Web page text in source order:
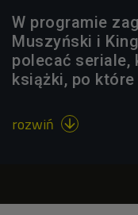
W programie
Muszyński i
polecać seriale,
książki, po
rozwiń 